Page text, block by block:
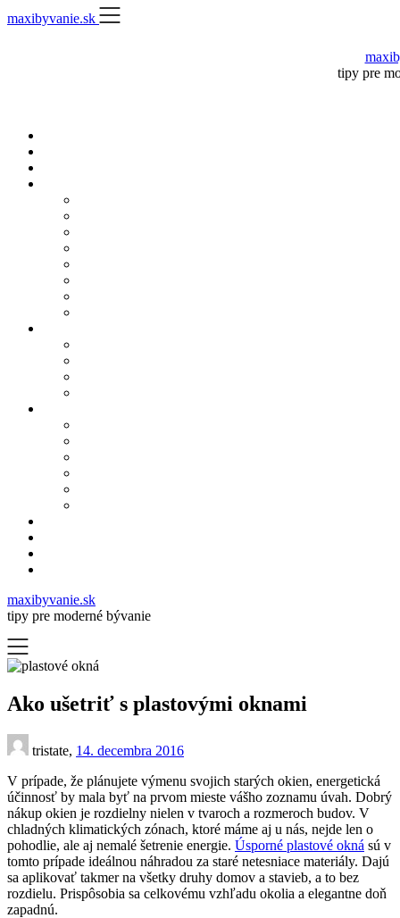
Skip
to
maxibyvanie.sk
tipy pre
maxibyvanie.sk
tipy pre moderné bývanie
Ako ušetriť s plastovými oknami
tristate, 14. decembra 2016
V prípade, že plánujete výmenu svojich starých okien, energetická
účinnosť by mala byť na prvom mieste vášho zoznamu úvah. Dobrý
nákup okien je rozdielny nielen v tvaroch a rozmeroch budov. V
chladných klimatických zónach, ktoré máme aj u nás, nejde len o
pohodlie, ale aj nemalé šetrenie energie. Úsporné plastové okná sú v
tomto prípade ideálnou náhradou za staré netesniace materiály. Dajú
sa aplikovať takmer na všetky druhy domov a stavieb, a to bez
rozdielu. Prispôsobia sa celkovému vzhľadu okolia a elegantne doň
zapadnú.